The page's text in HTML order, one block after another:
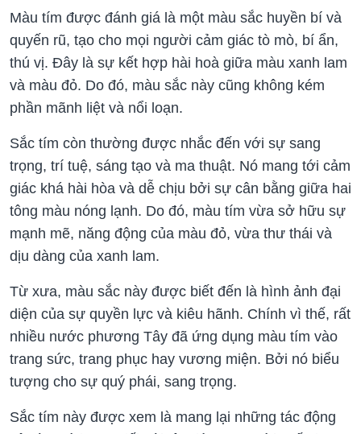
Màu tím được đánh giá là một màu sắc huyền bí và
quyến rũ, tạo cho mọi người cảm giác tò mò, bí ẩn,
thú vị. Đây là sự kết hợp hài hoà giữa màu xanh lam
và màu đỏ. Do đó, màu sắc này cũng không kém
phần mãnh liệt và nổi loạn.
Sắc tím còn thường được nhắc đến với sự sang
trọng, trí tuệ, sáng tạo và ma thuật. Nó mang tới cảm
giác khá hài hòa và dễ chịu bởi sự cân bằng giữa hai
tông màu nóng lạnh. Do đó, màu tím vừa sở hữu sự
mạnh mẽ, năng động của màu đỏ, vừa thư thái và
dịu dàng của xanh lam.
Từ xưa, màu sắc này được biết đến là hình ảnh đại
diện của sự quyền lực và kiêu hãnh. Chính vì thế, rất
nhiều nước phương Tây đã ứng dụng màu tím vào
trang sức, trang phục hay vương miện. Bởi nó biểu
tượng cho sự quý phái, sang trọng.
Sắc tím này được xem là mang lại những tác động